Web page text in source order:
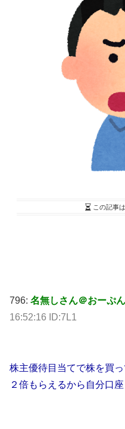
この記事は
796: 名無しさん＠おーぷん
16:52:16 ID:7L1
株主優待目当てで株を買っ
２倍もらえるから自分口